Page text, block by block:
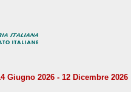
Giugno 2026 - 12 Dicembre 2026